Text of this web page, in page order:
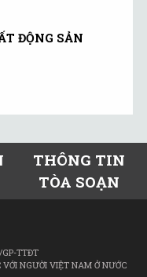
ĐỘNG SẢN
THÔNG TIN
TÒA SOẠN
TTĐT
NGƯỜI VIỆT NAM Ở NƯỚC